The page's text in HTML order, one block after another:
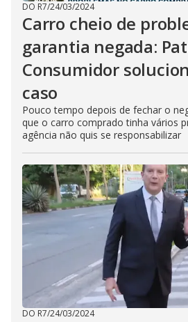
DO R7/24/03/2024
Carro cheio de
garantia negada:
Consumidor
caso
Pouco tempo depois de fechar o
que o carro comprado tinha vários
agência não quis se responsabilizar
DO R7/24/03/2024